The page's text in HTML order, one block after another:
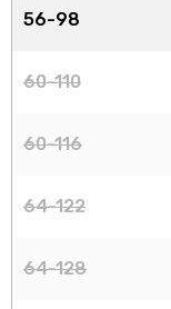
56-98
60-110
60-116
64-122
64-128